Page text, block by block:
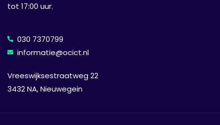
tot 17:00 uur.
030 7370799
informatie@ocict.nl
Vreeswijksestraatweg 22
3432 NA, Nieuwegein